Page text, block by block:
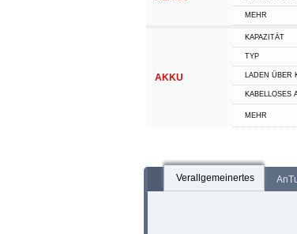
MEHR
AKKU
KAPAZITÄT
TYP
LADEN ÜBER
KABELLOSES
MEHR
Verallgemeinertes